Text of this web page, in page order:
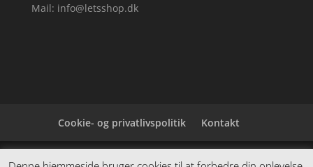
Mail: info@letsshop.dk
Cookie- og privatlivspolitik Kontakt
Denne hjemmeside samler et bredt udvalg af